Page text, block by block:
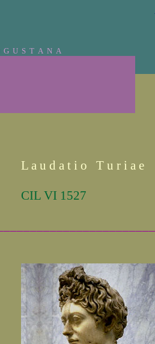
U S T A N A
L a u d a t i o T u r i a e
CIL VI 1527